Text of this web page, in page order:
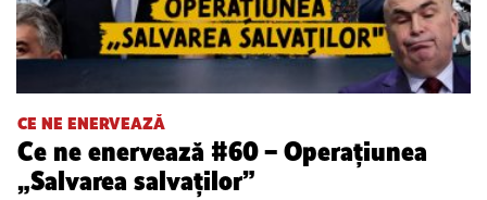
CE NE ENERVEAZĂ
Ce ne enervează #60 – Operațiunea
„Salvarea salvaților”